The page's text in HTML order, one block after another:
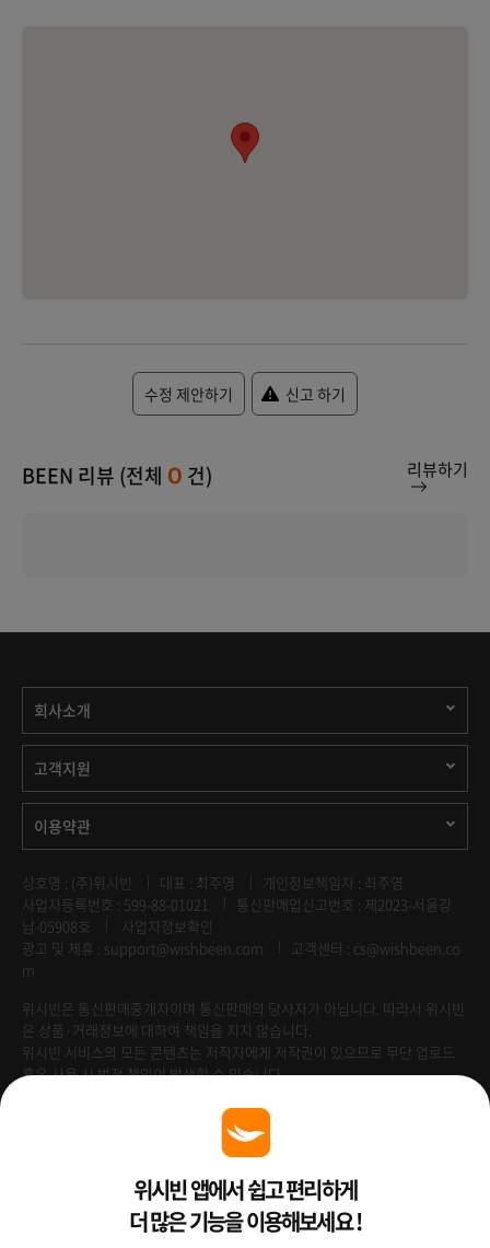
수정 제안하기 신고 하기
BEEN 리뷰 (전체 0 건) 리뷰하기
회사소개
고객지원
이용약관
상호명 : (주)위시빈 대표 : 최주영
개인정보책임자 : 최주영
사업자등록번호 : 599-88-01021
통신판매업신고번호 : 제2023-서울강
남-05908호
사업자정보확인
광고 및 제휴 : support@wishbeen.com
고객센터 : cs@wishbeen.co
m
위시빈은 통신판매중개자이며 통신판매의 당사자가 아닙니다. 따라서 위시빈
은 상품·거래정보에 대하여 책임을 지지 않습니다.
위시빈 서비스의 모든 콘텐츠는 저작자에게 저작권이 있으므로 무단 업로드
혹은 사용 시 법적 책임이 발생할 수 있습니다.
Venture Enterprise위시빈 앱에서 쉽고 편리하게
더 많은 기능을 이용해보세요 !